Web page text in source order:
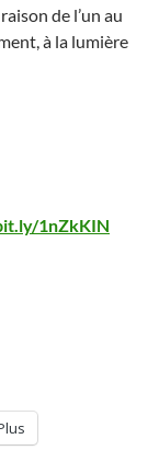
de l’un au
à la lumière
1nZkKIN